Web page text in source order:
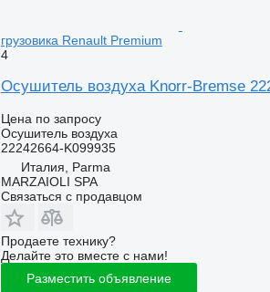
грузовика Renault Premium
4
Осушитель воздуха Knorr-Bremse
Цена по запросу
Осушитель воздуха
22242664-K099935
Италия, Parma
MARZAIOLI SPA
Связаться с продавцом
Продаете технику?
Делайте это вместе с нами!
Разместить объявление